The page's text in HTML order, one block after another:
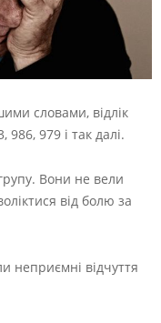
словами, відлік
979 і так далі.
Вони не вели
від болю за
неприємні відчуття